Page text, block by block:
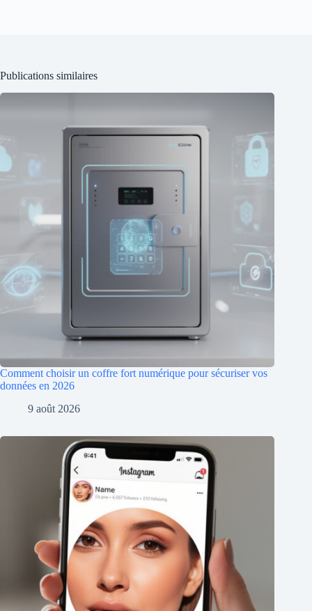
Publications similaires
Comment choisir un coffre fort numérique pour sécuriser vos
données en 2026
9 août 2026